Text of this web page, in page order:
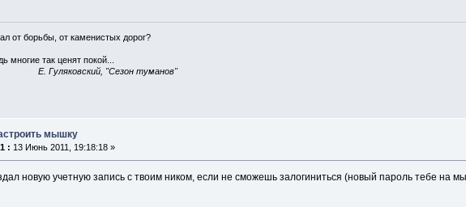
от борьбы, от каменистых дорог?
многие так ценят покой...
E. Гуляковский, "Сезон туманов"
мышку
: 13 Июнь 2011, 19:18:18 »
новую учетную запись с твоим ником, если не сможешь залогиниться (новый пароль тебе на